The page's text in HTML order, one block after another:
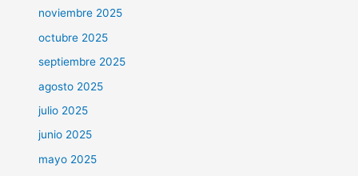
noviembre 2025
octubre 2025
septiembre 2025
agosto 2025
julio 2025
junio 2025
mayo 2025